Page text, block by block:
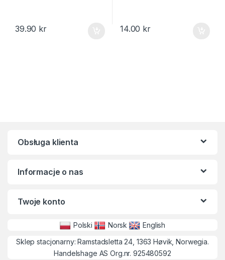
39.90 kr 14.00 kr
Obsługa klienta
Informacje o nas
Twoje konto
Polski Norsk
English
Sklep stacjonarny: Ramstadsletta 24, 1363 Høvik, Norwegia.
Handelshage AS Org.nr. 925480592